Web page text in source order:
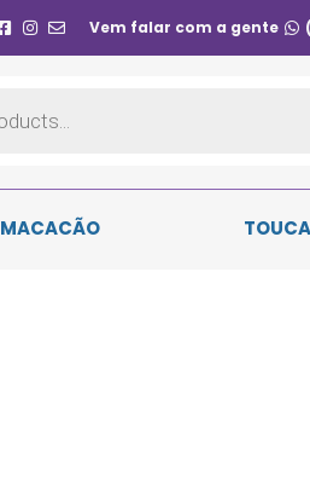
Vem falar com a gente
MACACÃO